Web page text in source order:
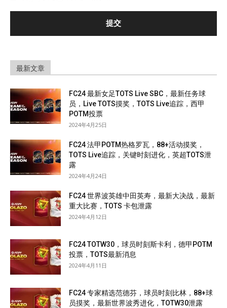
最新文章
FC24 最新女足TOTS Live SBC，最新任务球
员，Live TOTS摸奖，TOTS Live追踪，西甲
POTM投票
2024年4月25日
FC24 法甲POTM热格罗瓦，88+活动摸奖，
TOTS Live追踪，关键时刻进化，英超TOTS泄
露
2024年4月24日
FC24 世界波英雄中田英寿，最新大决战，最新
重大比赛，TOTS 卡包泄露
2024年4月12日
FC24 TOTW30，球员时刻斯卡利，德甲POTM
投票，TOTS最新消息
2024年4月11日
FC24 专家精选范德芬，球员时刻比林，88+球
员摸奖，最新世界波秀进化，TOTW30泄露